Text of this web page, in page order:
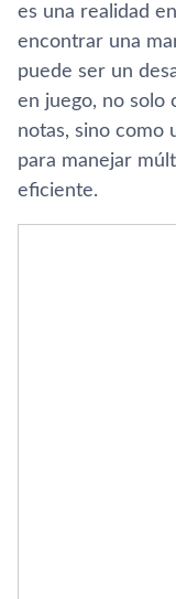
es una realidad
encontrar una
puede ser un
en juego, no solo
notas, sino como
para manejar
eficiente.